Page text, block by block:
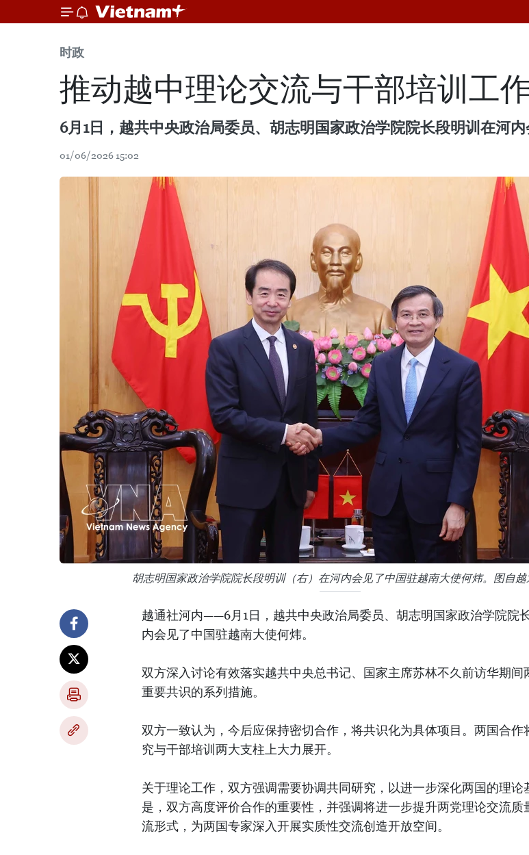
时政
推动越中理论交流与干部培训工
6月1日，越共中央政治局委员、胡志明国家政治学院院长段明训在河内
01/06/2026 15:02
胡志明国家政治学院院长段明训（右）在河内会见了中国驻越南大使何炜。图自越
越通社河内——6月1日，越共中央政治局委员、胡志明国家政治学院院
内会见了中国驻越南大使何炜。
双方深入讨论有效落实越共中央总书记、国家主席苏林不久前访华期间
重要共识的系列措施。
双方一致认为，今后应保持密切合作，将共识化为具体项目。两国合作
究与干部培训两大支柱上大力展开。
关于理论工作，双方强调需要协调共同研究，以进一步深化两国的理论
是，双方高度评价合作的重要性，并强调将进一步提升两党理论交流质
流形式，为两国专家深入开展实质性交流创造开放空间。